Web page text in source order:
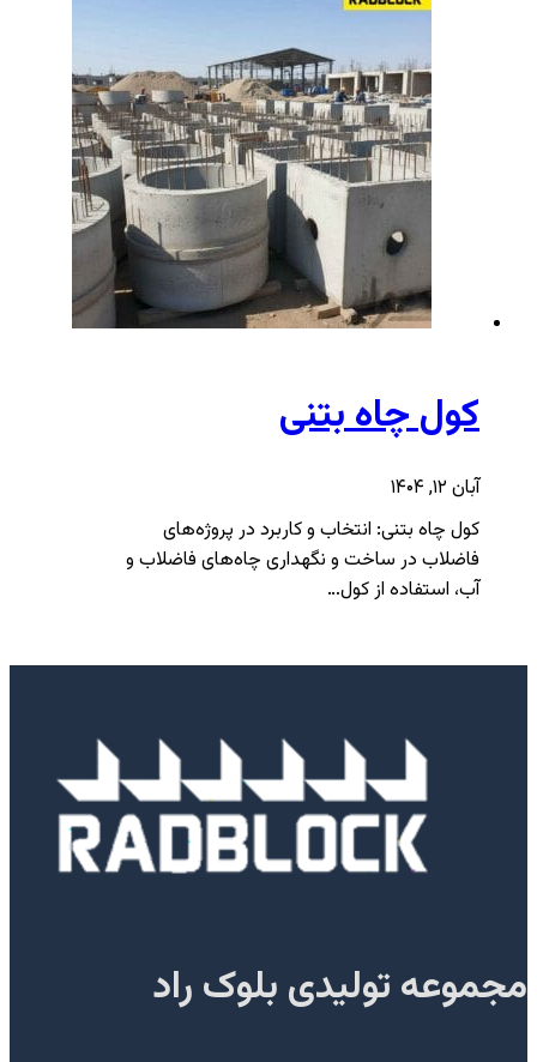
کول چاه بتنی
آبان ۱۲, ۱۴۰۴
کول چاه بتنی: انتخاب و کاربرد در پروژه‌های
فاضلاب در ساخت و نگهداری چاه‌های فاضلاب و
آب، استفاده از کول…
مجموعه تولیدی بلوک راد